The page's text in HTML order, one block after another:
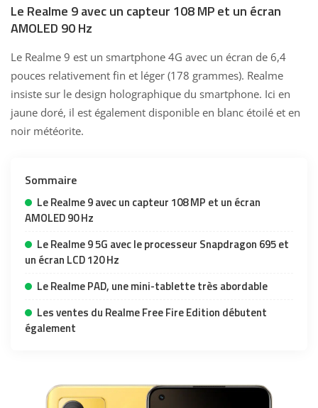
Le Realme 9 avec un capteur 108 MP et un écran
AMOLED 90 Hz
Le Realme 9 est un smartphone 4G avec un écran de 6,4
pouces relativement fin et léger (178 grammes). Realme
insiste sur le design holographique du smartphone. Ici en
jaune doré, il est également disponible en blanc étoilé et en
noir météorite.
Sommaire
Le Realme 9 avec un capteur 108 MP et un écran
AMOLED 90 Hz
Le Realme 9 5G avec le processeur Snapdragon 695 et
un écran LCD 120 Hz
Le Realme PAD, une mini-tablette très abordable
Les ventes du Realme Free Fire Edition débutent
également